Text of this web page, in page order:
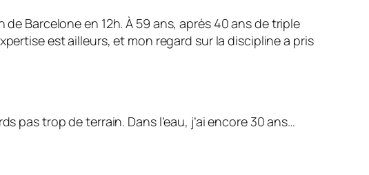
Barcelone en 12h. À 59 ans, après 40 ans de triple
est ailleurs, et mon regard sur la discipline a pris
pas trop de terrain. Dans l’eau, j’ai encore 30 ans…